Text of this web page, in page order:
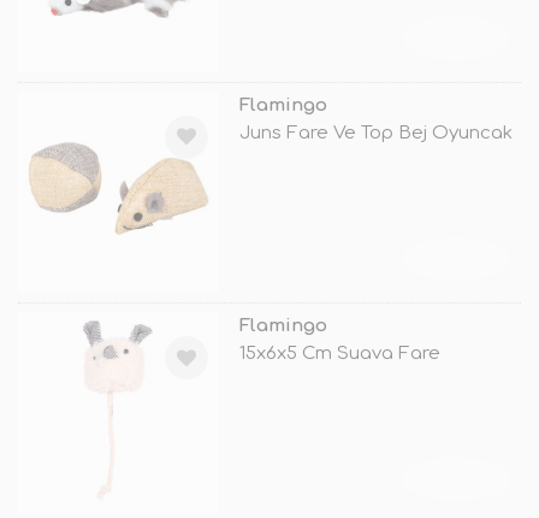
Flamingo
Juns Fare Ve Top Bej Oyuncak
Flamingo
15x6x5 Cm Suava Fare